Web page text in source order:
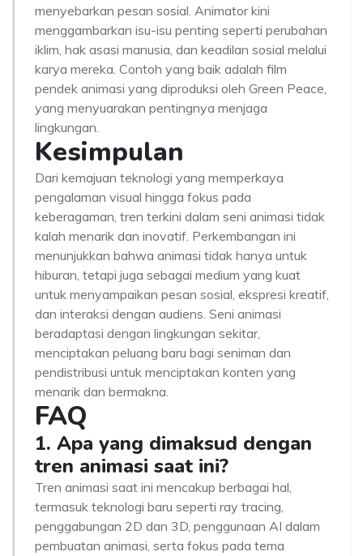
menyebarkan pesan sosial. Animator kini
menggambarkan isu-isu penting seperti perubahan
iklim, hak asasi manusia, dan keadilan sosial melalui
karya mereka. Contoh yang baik adalah film
pendek animasi yang diproduksi oleh Green Peace,
yang menyuarakan pentingnya menjaga
lingkungan.
Kesimpulan
Dari kemajuan teknologi yang memperkaya
pengalaman visual hingga fokus pada
keberagaman, tren terkini dalam seni animasi tidak
kalah menarik dan inovatif. Perkembangan ini
menunjukkan bahwa animasi tidak hanya untuk
hiburan, tetapi juga sebagai medium yang kuat
untuk menyampaikan pesan sosial, ekspresi kreatif,
dan interaksi dengan audiens. Seni animasi
beradaptasi dengan lingkungan sekitar,
menciptakan peluang baru bagi seniman dan
pendistribusi untuk menciptakan konten yang
menarik dan bermakna.
FAQ
1. Apa yang dimaksud dengan
tren animasi saat ini?
Tren animasi saat ini mencakup berbagai hal,
termasuk teknologi baru seperti ray tracing,
penggabungan 2D dan 3D, penggunaan AI dalam
pembuatan animasi, serta fokus pada tema